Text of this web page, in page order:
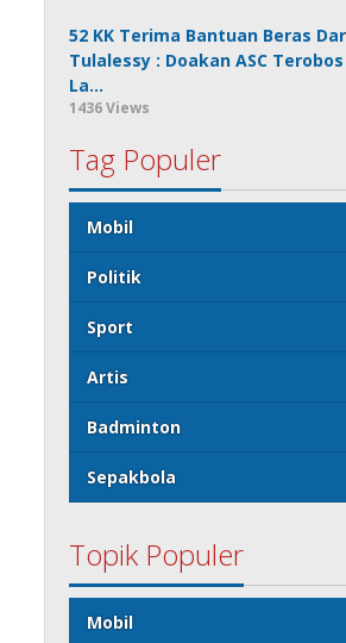
52 KK Terima Bantuan Beras
Tulalessy : Doakan ASC
La…
1436 Views
Tag Populer
Mobil
Politik
Sport
Artis
Badminton
Sepakbola
Topik Populer
Mobil